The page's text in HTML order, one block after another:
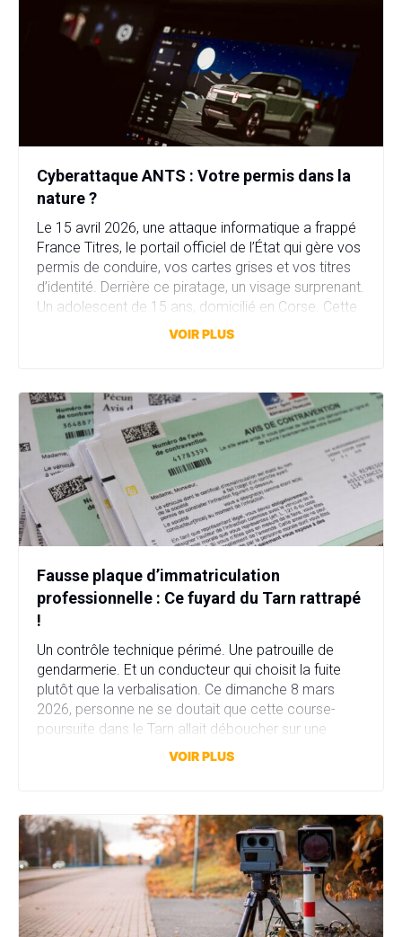
Cyberattaque ANTS : Votre permis dans la
nature ?
Le 15 avril 2026, une attaque informatique a frappé
France Titres, le portail officiel de l’État qui gère vos
permis de conduire, vos cartes grises et vos titres
d’identité. Derrière ce piratage, un visage surprenant.
Un adolescent de 15 ans, domicilié en Corse. Cette
attaque a compromis plus de 11,7 millions comptes
VOIR PLUS
Fausse plaque d’immatriculation
professionnelle : Ce fuyard du Tarn rattrapé
!
Un contrôle technique périmé. Une patrouille de
gendarmerie. Et un conducteur qui choisit la fuite
plutôt que la verbalisation. Ce dimanche 8 mars
2026, personne ne se doutait que cette course-
poursuite dans le Tarn allait déboucher sur une
affaire bien plus sérieuse que prévu. Fausse plaque
VOIR PLUS